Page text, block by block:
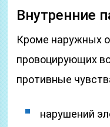
Внутренние
Кроме наружных
провоцирующих
противные
нарушений